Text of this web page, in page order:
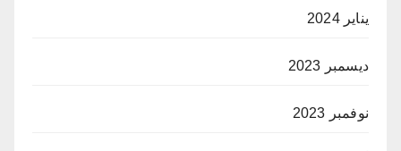
يناير 2024
ديسمبر 2023
نوفمبر 2023